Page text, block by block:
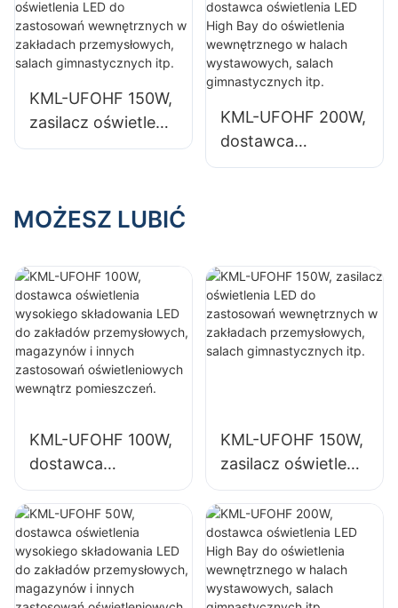
składowania LED
do zakładów
przemysłowych,
innych zastosowań
oświetleniowych
wewnątrz
składowania LED
do zakładów
przemysłowych,
magazynów i
innych zastosowań
oświetleniowych
KML-UFOHF 150W,
zasilacz oświetlenia
LED do
zakładach
salach
gimnastycznych
itp.
KML-UFOHF 200W,
dostawca
oświetlenia LED
halach
wystawowych,
salach
gimnastycznych
itp.
MOŻESZ LUBIĆ
KML-UFOHF 100W,
dostawca
oświetlenia
wysokiego
składowania LED
do zakładów
przemysłowych,
KML-UFOHF 150W,
zasilacz oświetlenia
LED do
zastosowań
wewnętrznych w
zakładach
przemysłowych,